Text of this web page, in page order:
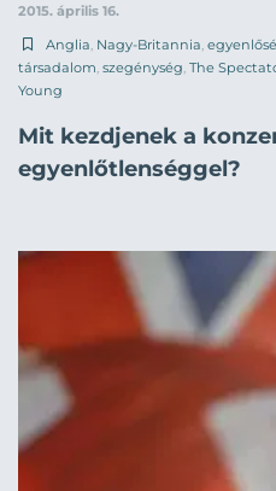
2015. április 16.
Anglia Nagy-Britannia
társadalom szegénység The
Young
Mit kezdjenek a
egyenlőtlenséggel?